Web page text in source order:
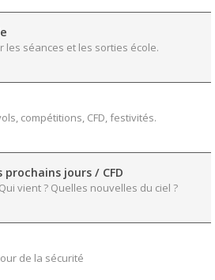
les séances et les sorties école.
compétitions, CFD, festivités.
prochains jours / CFD
vient ? Quelles nouvelles du ciel ?
de la sécurité